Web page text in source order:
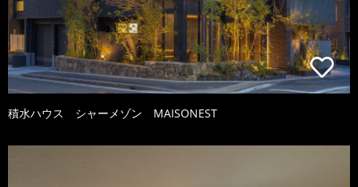
積水ハウス シャーメゾン MAISONEST